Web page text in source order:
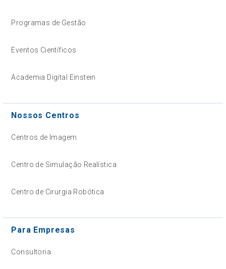
Programas de Gestão
Eventos Científicos
Academia Digital Einstein
Nossos Centros
Centros de Imagem
Centro de Simulação Realística
Centro de Cirurgia Robótica
Para Empresas
Consultoria